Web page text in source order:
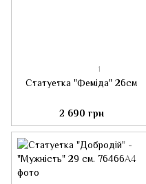
1
Статуетка "Феміда" 26см
2 690 грн